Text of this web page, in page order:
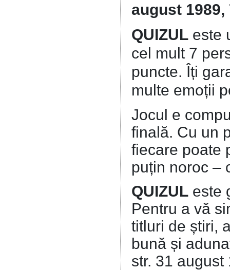
august 1989,
QUIZUL este
cel mult 7
puncte. Îți
multe emoții
Jocul e
finală. Cu un
fiecare poate
puțin noroc –
QUIZUL este
Pentru a vă
titluri de știri,
bună și
str. 31 august